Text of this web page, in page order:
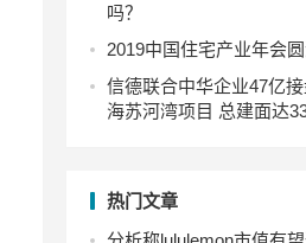
吗？
2019中国住宅产业年会圆
信德联合中华企业47亿
海苏河湾项目 总建面达
热门文章